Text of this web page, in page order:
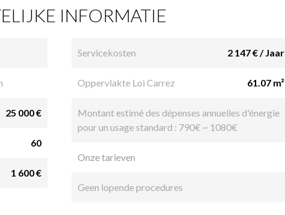
INFORMATIE
25 000 €
60
1 600 €
Servicekosten 2 147 € / Jaar
Oppervlakte Loi Carrez 61.07 m²
Montant estimé des dépenses annuelles d'énergie
pour un usage standard : 790€ ~ 1080€
Onze tarieven
Geen lopende procedures